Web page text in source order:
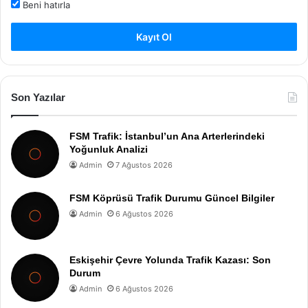
Beni hatırla
Kayıt Ol
Son Yazılar
FSM Trafik: İstanbul’un Ana Arterlerindeki
Yoğunluk Analizi
Admin 7 Ağustos 2026
FSM Köprüsü Trafik Durumu Güncel Bilgiler
Admin 6 Ağustos 2026
Eskişehir Çevre Yolunda Trafik Kazası: Son
Durum
Admin 6 Ağustos 2026